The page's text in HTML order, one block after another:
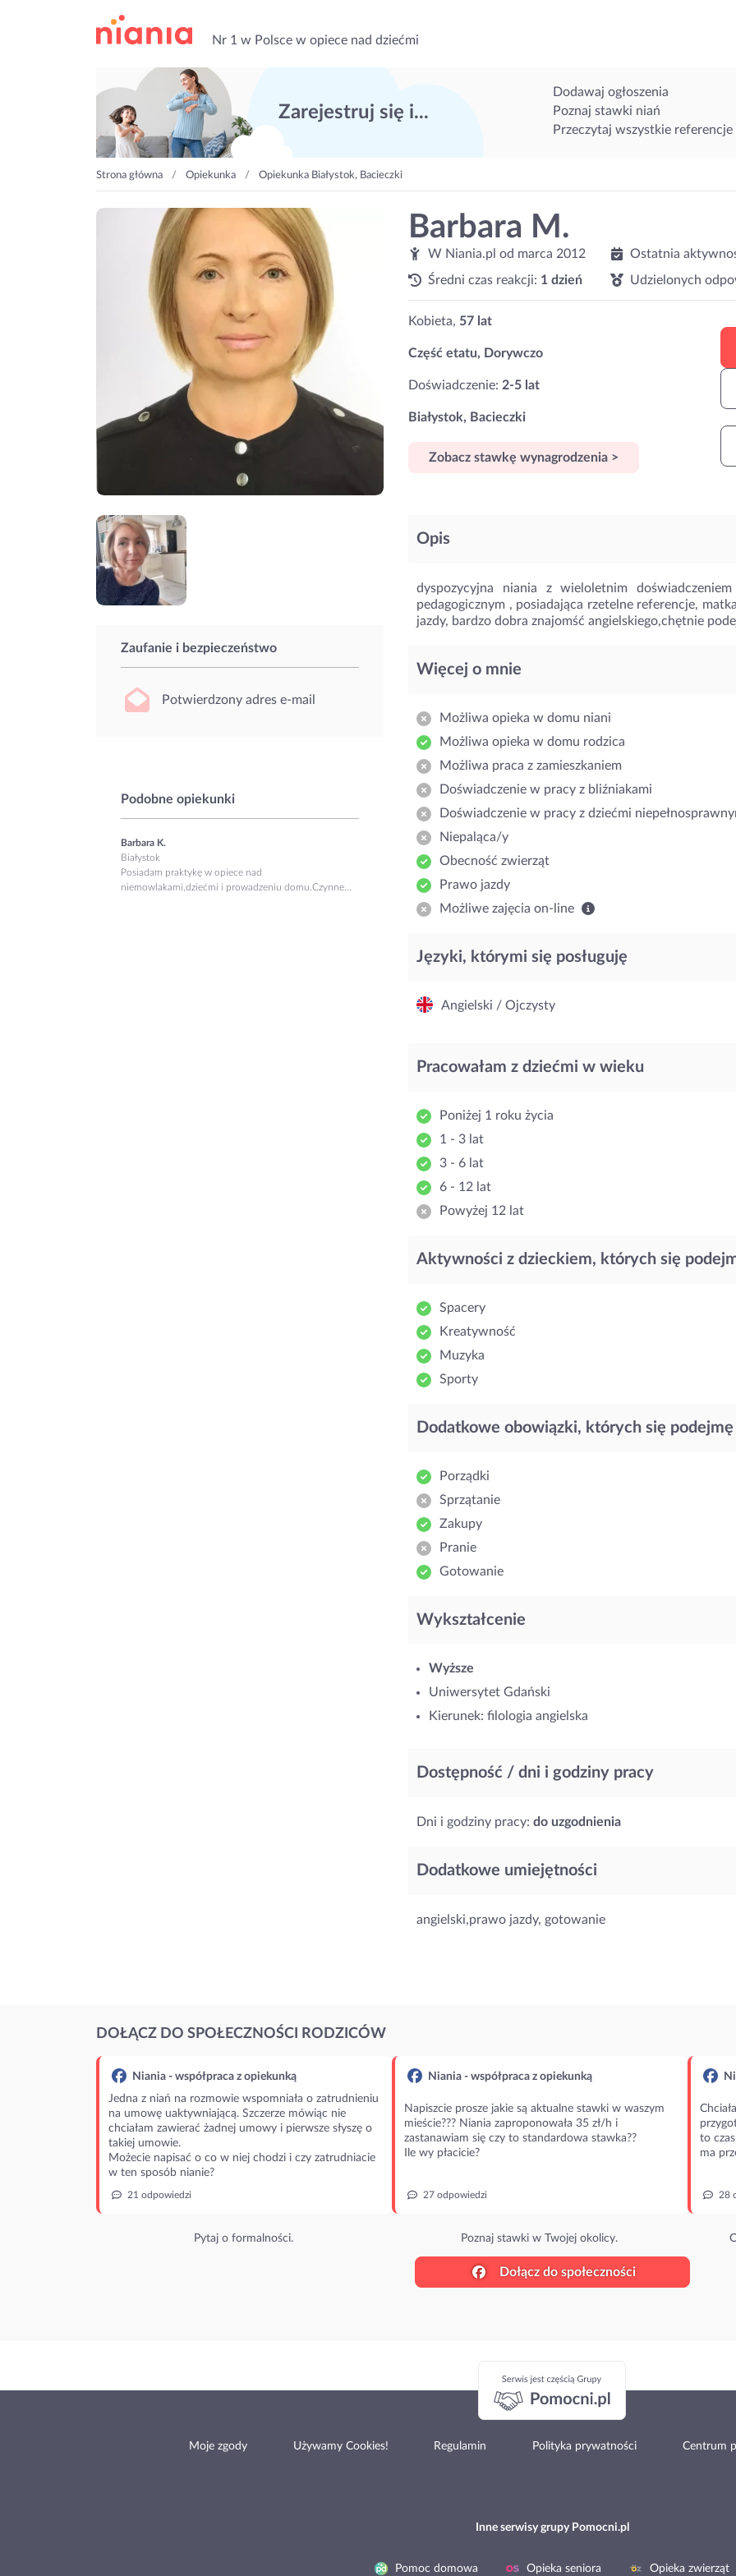
Nr 1 w Polsce w opiece nad dziećmi
Zarejestruj się i...
Dodawaj ogłoszenia
Poznaj stawki niań
Przeczytaj wszystkie referencje
Strona główna Opiekunka Opiekunka Białystok, Bacieczki
Barbara M.
W Niania.pl od marca 2012
Średni czas reakcji: 1 dzień
Ostatnia
Udzielonych
Kobieta, 57 lat
Część etatu, Dorywczo
Doświadczenie: 2-5 lat
Białystok, Bacieczki
Zobacz stawkę wynagrodzenia >
Zaufanie i bezpieczeństwo
Potwierdzony adres e-mail
Podobne opiekunki
Barbara K.
Białystok
Posiadam praktykę w opiece nad
niemowlakami,dziećmi i prowadzeniu domu.Czynne...
Opis
dyspozycyjna niania z wieloletnim
pedagogicznym , posiadająca rzetelne referencje,
jazdy, bardzo dobra znajomść angielskiego,chętnie
Więcej o mnie
Możliwa opieka w domu niani
Możliwa opieka w domu rodzica
Możliwa praca z zamieszkaniem
Doświadczenie w pracy z bliźniakami
Doświadczenie w pracy z dziećmi
Niepaląca/y
Obecność zwierząt
Prawo jazdy
Możliwe zajęcia on-line
Języki, którymi się posługuję
Angielski / Ojczysty
Pracowałam z dziećmi w wieku
Poniżej 1 roku życia
1 - 3 lat
3 - 6 lat
6 - 12 lat
Powyżej 12 lat
Aktywności z dzieckiem, których się
Spacery
Kreatywność
Muzyka
Sporty
Dodatkowe obowiązki, których się podejmę
Porządki
Sprzątanie
Zakupy
Pranie
Gotowanie
Wykształcenie
Wyższe
Uniwersytet Gdański
Kierunek: filologia angielska
Dostępność / dni i godziny pracy
Dni i godziny pracy: do uzgodnienia
Dodatkowe umiejętności
angielski,prawo jazdy, gotowanie
DOŁĄCZ DO SPOŁECZNOŚCI RODZICÓW
Niania - współpraca z opiekunką
Jedna z niań na rozmowie wspomniała o zatrudnieniu
na umowę uaktywniającą. Szczerze mówiąc nie
chciałam zawierać żadnej umowy i pierwsze słyszę o
takiej umowie.
Możecie napisać o co w niej chodzi i czy zatrudniacie
w ten sposób nianie?
21 odpowiedzi
Pytaj o formalności.
Niania - współpraca z opiekunką
Napiszcie prosze jakie są aktualne stawki w waszym
mieście??? Niania zaproponowała 35 zł/h i
zastanawiam się czy to standardowa stawka??
Ile wy płacicie?
27 odpowiedzi
Poznaj stawki w Twojej okolicy.
to
ma
28
Dołącz do społeczności
Moje zgody Używamy Cookies! Regulamin Polityka prywatności Centrum
Inne serwisy grupy Pomocni.pl
Pomoc domowa Opieka seniora Opieka zwierząt